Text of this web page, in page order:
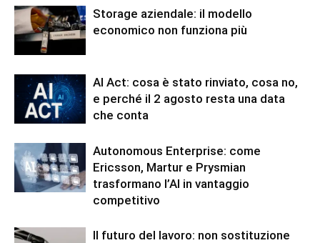
Storage aziendale: il modello
economico non funziona più
AI Act: cosa è stato rinviato, cosa no,
e perché il 2 agosto resta una data
che conta
Autonomous Enterprise: come
Ericsson, Martur e Prysmian
trasformano l’AI in vantaggio
competitivo
Il futuro del lavoro: non sostituzione